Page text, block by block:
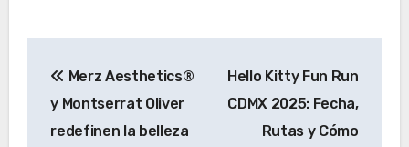
de
entradas
Merz Aesthetics®
y Montserrat Oliver
redefinen la belleza
Hello Kitty Fun Run
CDMX 2025: Fecha,
Rutas y Cómo